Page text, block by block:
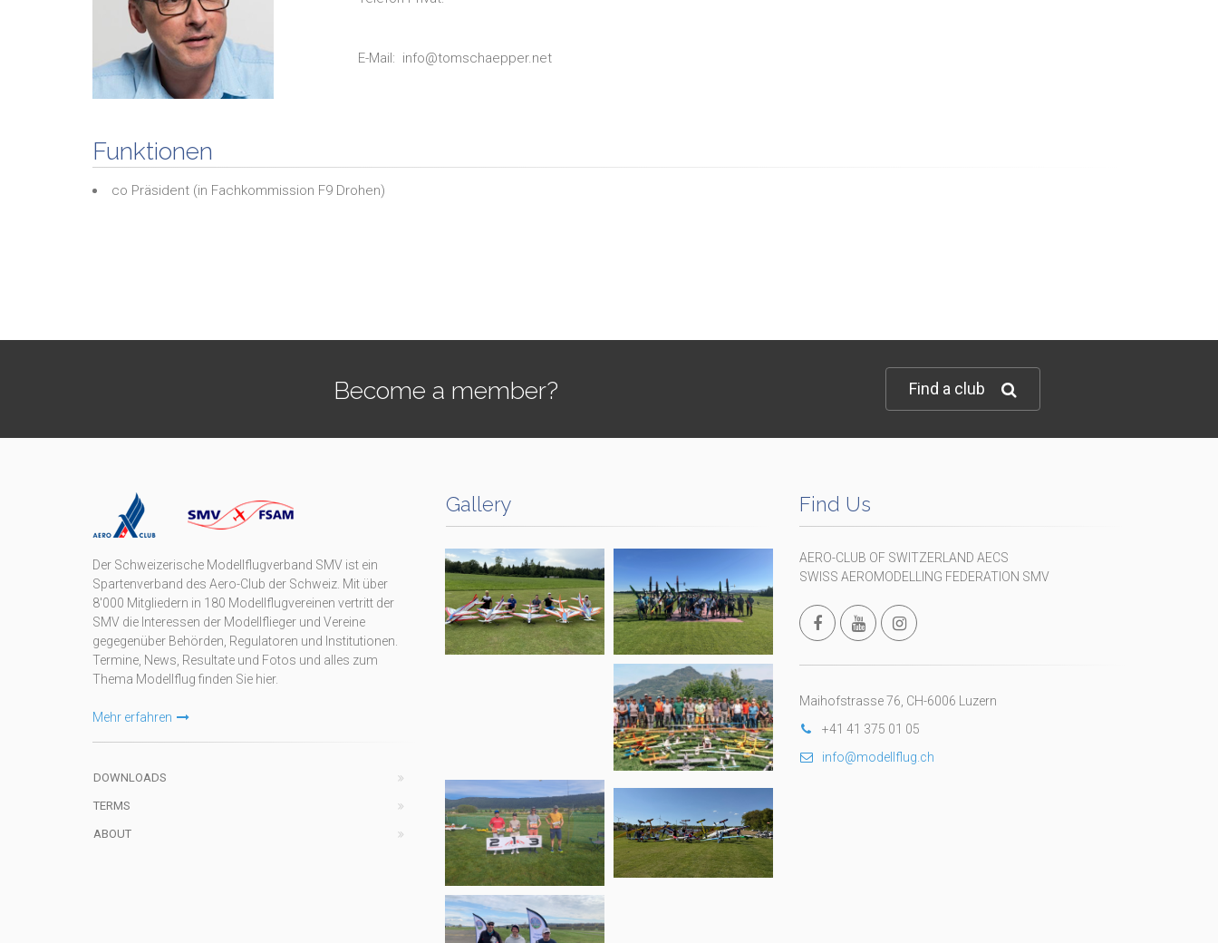
E-Mail: info@tomschaepper.net
Funktionen
co Präsident (in Fachkommission F9 Drohen)
Become a member? Find a club
Der Schweizerische Modellflugverband SMV ist ein
Spartenverband des Aero-Club der Schweiz. Mit über
8'000 Mitgliedern in 180 Modellflugvereinen vertritt der
SMV die Interessen der Modellflieger und Vereine
gegegenüber Behörden, Regulatoren und Institutionen.
Termine, News, Resultate und Fotos und alles zum
Thema Modellflug finden Sie hier.
Mehr erfahren
DOWNLOADS
TERMS
ABOUT
Gallery Find Us
AERO-CLUB OF SWITZERLAND AECS
SWISS AEROMODELLING FEDERATION SMV
Maihofstrasse 76, CH-6006 Luzern
+41 41 375 01 05
info@modellflug.ch